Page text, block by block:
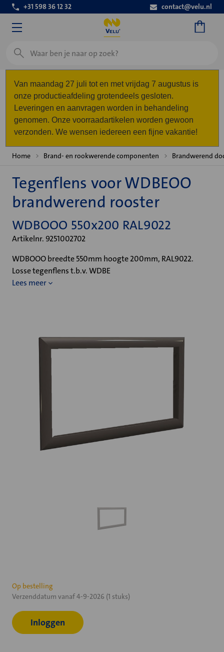
+31 598 36 12 32 contact@velu.nl
Zoeken
Van maandag 27 juli tot en met vrijdag 7 augustus is
onze productieafdeling grotendeels gesloten.
Leveringen en aanvragen worden in behandeling
genomen. Onze voorraadartikelen worden gewoon
verzonden. We wensen iedereen een fijne vakantie!
Home Brand- en rookwerende componenten Brandwerend
Tegenflens voor WDBEOO
brandwerend rooster
WDBOOO 550x200 RAL9022
Artikelnr. 9251002702
WDBOOO breedte 550mm hoogte 200mm, RAL9022.
Losse tegenflens t.b.v. WDBE
Lees meer
Huidige
voorraad:
Op bestelling
Verzenddatum vanaf 4-9-2026 (1 stuks)
Inloggen